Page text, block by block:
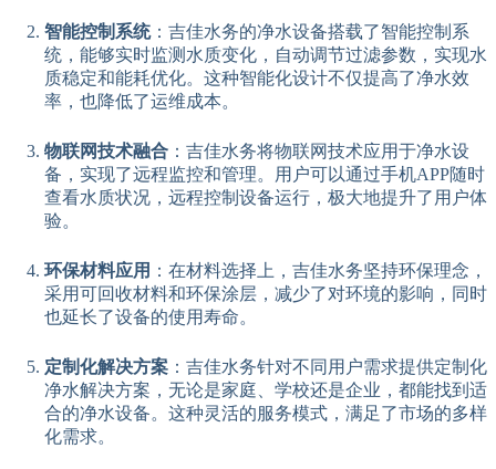
智能控制系统：吉佳水务的净水设备搭载了智能控制系
统，能够实时监测水质变化，自动调节过滤参数，实现水
质稳定和能耗优化。这种智能化设计不仅提高了净水效
率，也降低了运维成本。
物联网技术融合 ：吉佳水务将物联网技术应用于净水设
备，实现了远程监控和管理。用户可以通过手机APP随时
查看水质状况，远程控制设备运行，极大地提升了用户体
验。
环保材料应用 ：在材料选择上，吉佳水务坚持环保理念，
采用可回收材料和环保涂层，减少了对环境的影响，同时
也延长了设备的使用寿命。
定制化解决方案 ：吉佳水务针对不同用户需求提供定制化
净水解决方案，无论是家庭、学校还是企业，都能找到适
合的净水设备。这种灵活的服务模式，满足了市场的多样
化需求。